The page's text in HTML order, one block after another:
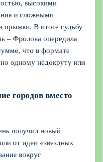
высокими
и сложными
прыжки. В итоге судьбу
– Фролова опередила
что в формате
одному недокруту или
городов вместо
получил новый
от идеи «звездных
вокруг